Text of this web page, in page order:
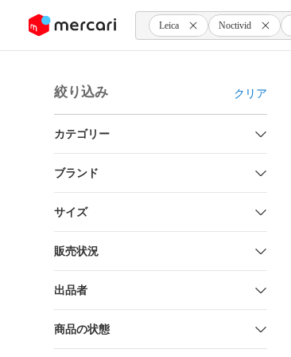
ツにスキップ Leica Noctivid
絞り込み クリア
カテゴリー
ブランド
サイズ
販売状況
出品者
商品の状態